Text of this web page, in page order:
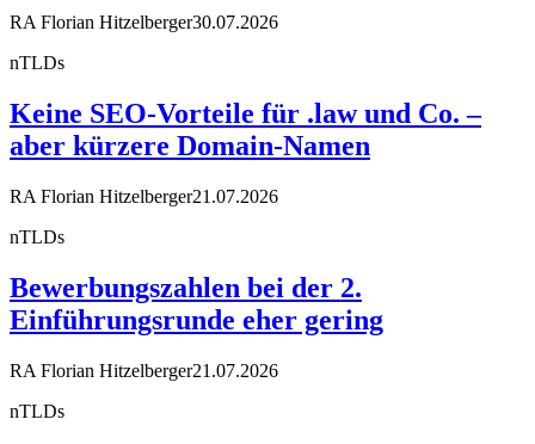
RA Florian Hitzelberger30.07.2026
nTLDs
Keine SEO-Vorteile für .law und Co. –
aber kürzere Domain-Namen
RA Florian Hitzelberger21.07.2026
nTLDs
Bewerbungszahlen bei der 2.
Einführungsrunde eher gering
RA Florian Hitzelberger21.07.2026
nTLDs